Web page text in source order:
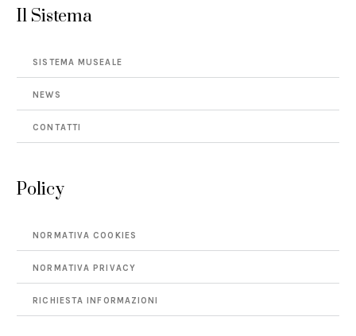
Il Sistema
SISTEMA MUSEALE
NEWS
CONTATTI
Policy
NORMATIVA COOKIES
NORMATIVA PRIVACY
RICHIESTA INFORMAZIONI